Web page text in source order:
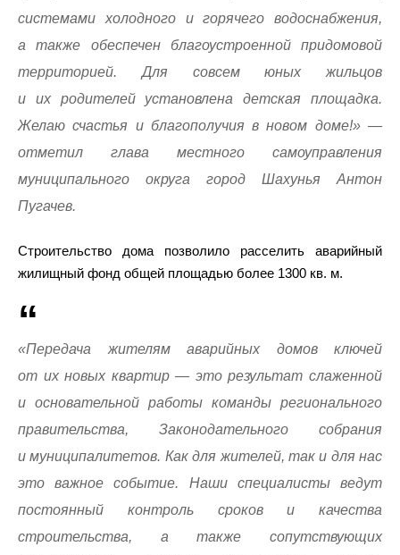
системами холодного и горячего водоснабжения,
а также обеспечен благоустроенной придомовой
территорией. Для совсем юных жильцов
и их родителей установлена детская площадка.
Желаю счастья и благополучия в новом доме!» —
отметил глава местного самоуправления
муниципального округа город Шахунья Антон
Пугачев.
Строительство дома позволило расселить аварийный
жилищный фонд общей площадью более 1300 кв. м.
«Передача жителям аварийных домов ключей
от их новых квартир — это результат слаженной
и основательной работы команды регионального
правительства, Законодательного собрания
и муниципалитетов. Как для жителей, так и для нас
это важное событие. Наши специалисты ведут
постоянный контроль сроков и качества
строительства, а также сопутствующих